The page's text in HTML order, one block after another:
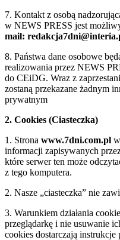
7. Kontakt z osobą
w NEWS PRESS jest
mail:
8. Państwa dane osobowe
realizowania przez NEWS
do CEiDG. Wraz z
zostaną przekazane żadnym
prywatnym
2. Cookies (Ciasteczka)
1. Strona www.7dni.com.pl
informacji zapisywanych
które serwer ten może
z tego komputera.
2. Nasze „ciasteczka” nie
3. Warunkiem działania
przeglądarkę i nie usuwanie
cookies dostarczają instrukcje